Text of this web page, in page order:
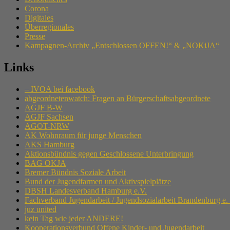
Corona
Digitales
Überregionales
Presse
Kampagnen-Archiv „Entschlossen OFFEN!“ & „NOKiJA“
Links
– IVOA bei facebook
abgeordnetenwatch: Fragen an Bürgerschaftsabgeordnete
AGJF B-W
AGJF Sachsen
AGOT-NRW
AK Wohnraum für junge Menschen
AKS Hamburg
Aktionsbündnis gegen Geschlossene Unterbringung
BAG OKJA
Bremer Bündnis Soziale Arbeit
Bund der Jugendfarmen und Aktivspielplätze
DBSH Landesverband Hamburg e.V.
Fachverband Jugendarbeit / Jugendsozialarbeit Brandenburg e.
juz united
kein Tag wie jeder ANDERE!
Kooperationsverbund Offene Kinder- und Jugendarbeit